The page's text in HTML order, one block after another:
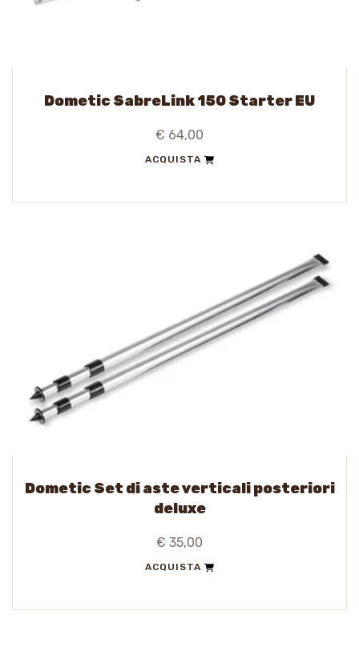
Dometic SabreLink 150 Starter EU
€ 64,00
ACQUISTA
Dometic Set di aste verticali posteriori
deluxe
€ 35,00
ACQUISTA